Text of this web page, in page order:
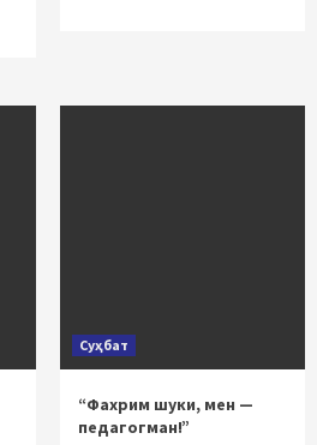
Суҳбат
“Фахрим шуки, мен —
педагогман!”